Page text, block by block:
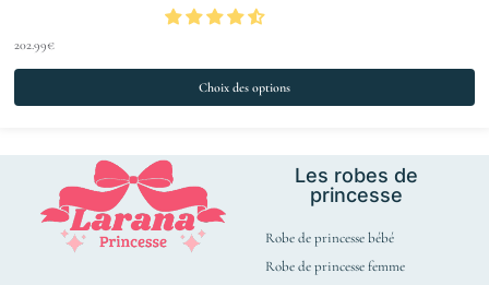
202.99€
Choix des options
Les robes de
princesse
Robe de princesse bébé
Robe de princesse femme